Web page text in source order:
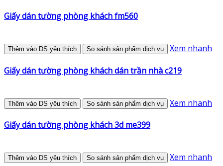
Giấy dán tường phòng khách fm560
Thêm vào DS yêu thích So sánh sản phẩm dịch vụ Xem nhanh
Giấy dán tường phòng khách dán trần nhà c219
Thêm vào DS yêu thích So sánh sản phẩm dịch vụ Xem nhanh
Giấy dán tường phòng khách 3d me399
Thêm vào DS yêu thích So sánh sản phẩm dịch vụ Xem nhanh